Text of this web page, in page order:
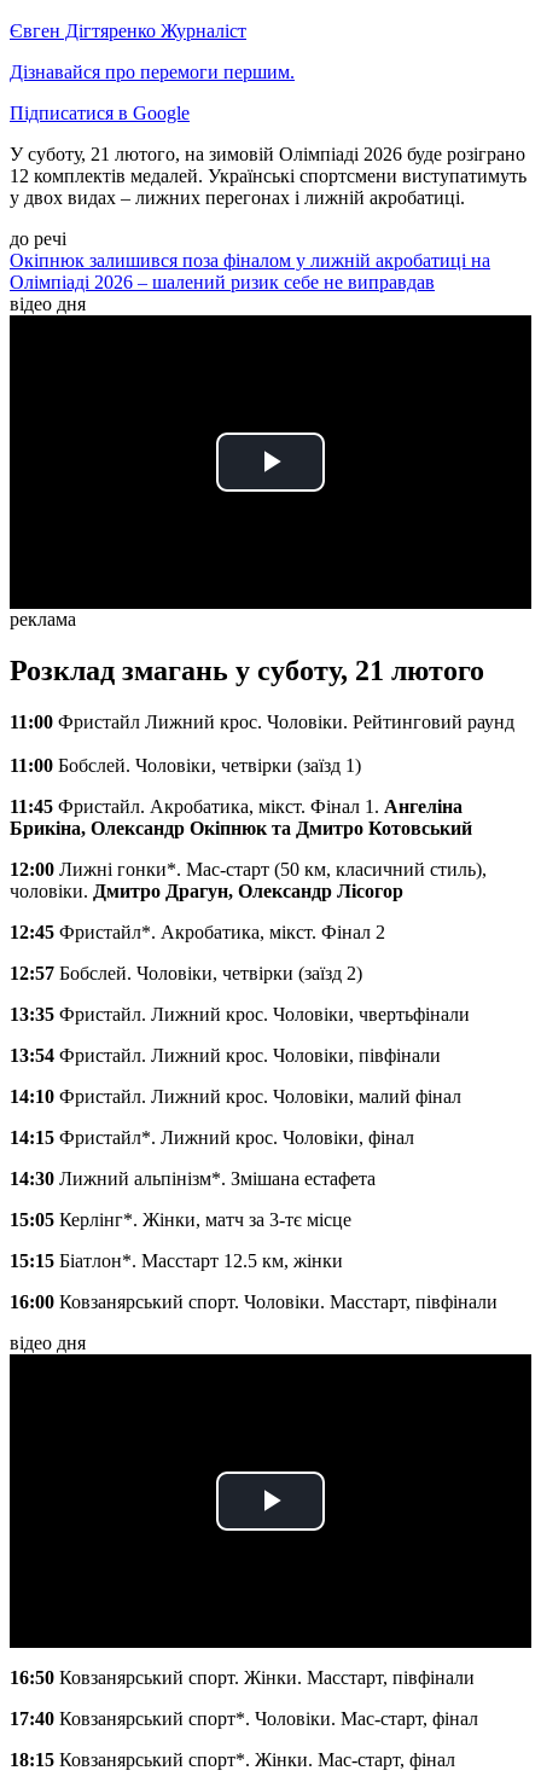
Євген Дігтяренко Журналіст
Дізнавайся про перемоги першим.
Підписатися в Google
У суботу, 21 лютого, на зимовій Олімпіаді 2026 буде розіграно
12 комплектів медалей. Українські спортсмени виступатимуть
у двох видах – лижних перегонах і лижній акробатиці.
до речі
Окіпнюк залишився поза фіналом у лижній акробатиці на
Олімпіаді 2026 – шалений ризик себе не виправдав
відео дня
Play
реклама
Розклад змагань у суботу, 21 лютого
11:00 Фристайл Лижний крос. Чоловіки. Рейтинговий раунд
11:00 Бобслей. Чоловіки, четвірки (заїзд 1)
11:45 Фристайл. Акробатика, мікст. Фінал 1. Ангеліна
Брикіна, Олександр Окіпнюк та Дмитро Котовський
12:00 Лижні гонки*. Мас-старт (50 км, класичний стиль),
чоловіки. Дмитро Драгун, Олександр Лісогор
12:45 Фристайл*. Акробатика, мікст. Фінал 2
12:57 Бобслей. Чоловіки, четвірки (заїзд 2)
13:35 Фристайл. Лижний крос. Чоловіки, чвертьфінали
13:54 Фристайл. Лижний крос. Чоловіки, півфінали
14:10 Фристайл. Лижний крос. Чоловіки, малий фінал
14:15 Фристайл*. Лижний крос. Чоловіки, фінал
14:30 Лижний альпінізм*. Змішана естафета
15:05 Керлінг*. Жінки, матч за 3-тє місце
15:15 Біатлон*. Масстарт 12.5 км, жінки
16:00 Ковзанярський спорт. Чоловіки. Масстарт, півфінали
відео дня
Play
16:50 Ковзанярський спорт. Жінки. Масстарт, півфінали
17:40 Ковзанярський спорт*. Чоловіки. Мас-старт, фінал
18:15 Ковзанярський спорт*. Жінки. Мас-старт, фінал